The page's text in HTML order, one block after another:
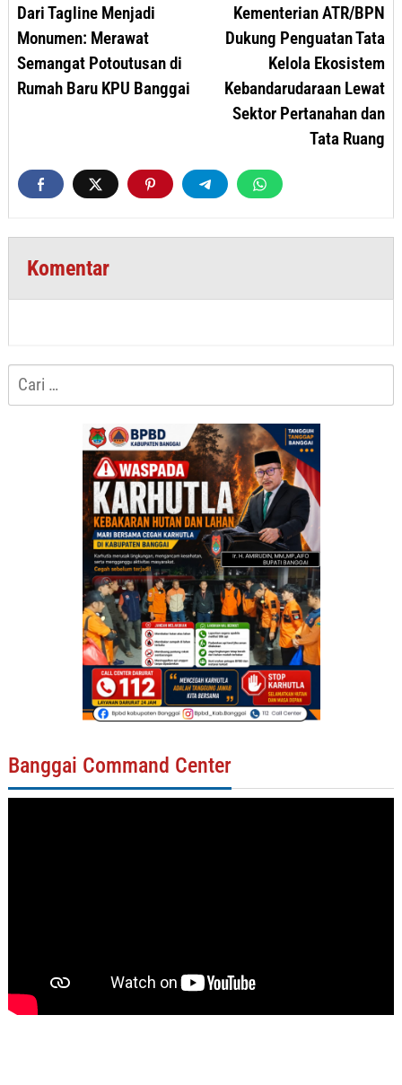
Dari Tagline Menjadi
Monumen: Merawat
Semangat Potoutusan di
Rumah Baru KPU Banggai
Kementerian ATR/BPN
Dukung Penguatan Tata
Kelola Ekosistem
Kebandarudaraan Lewat
Sektor Pertanahan dan
Tata Ruang
Komentar
Cari
untuk:
Banggai Command Center